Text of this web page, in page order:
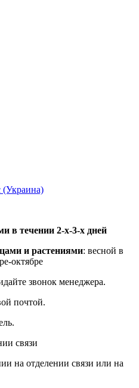
в течении 2-х-3-х дней
и растениями: весной в
октябре
звонок менеджера.
почтой.
связи
на отделении связи или на